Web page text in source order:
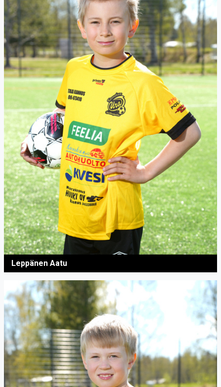
Leppänen Aatu